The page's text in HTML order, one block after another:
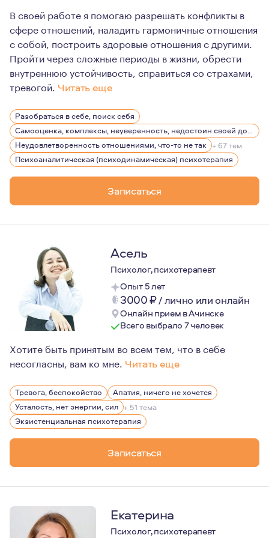
В своей работе я помогаю разрешать конфликты в
сфере отношений, наладить гармоничные отношения
с собой, построить здоровые отношения с другими.
Пройти через сложные периоды в жизни, обрести
внутреннюю устойчивость, справиться со страхами,
тревогой. Читать еще
В работе я обеспечиваю своим клиентам
Разобраться в себе, поиск себя
Самооценка, комплексы, неуверенность, недостоин своей должности или положения в обществе
Неудовлетворенность отношениями, что-то не так + 67 тем
Психоаналитическая (психодинамическая) психотерапия
Записаться
Асель
Психолог, психотерапевт
Опыт 5 лет
3000₽/лично или онлайн
Онлайн прием в Ачинске
Всего выбрало 7 человек
Хотите быть принятым во всем тем, что в себе
несогласны, вам ко мне. Читать еще
Мне всегда был интересен человек: какой он, что им
Также важное об о мне: на протяжении четырех лет я
Тревога, беспокойство
Апатия, ничего не хочется
Усталость, нет энергии, сил + 51 тема
Экзистенциальная психотерапия
Записаться
Екатерина
Психолог, психотерапевт